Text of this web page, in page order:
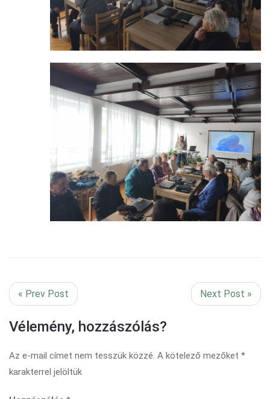
« Prev Post Next Post »
Vélemény, hozzászólás?
Az e-mail címet nem tesszük közzé. A kötelező mezőket *
karakterrel jelöltük